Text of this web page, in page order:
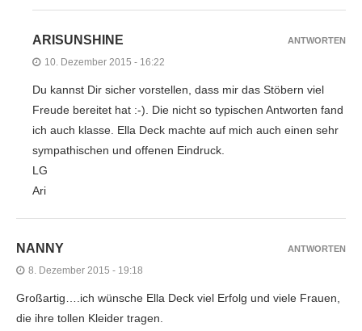
ARISUNSHINE
10. Dezember 2015 - 16:22
Du kannst Dir sicher vorstellen, dass mir das Stöbern viel
Freude bereitet hat :-). Die nicht so typischen Antworten fand
ich auch klasse. Ella Deck machte auf mich auch einen sehr
sympathischen und offenen Eindruck.
LG
Ari
ANTWORTEN
NANNY
8. Dezember 2015 - 19:18
Großartig….ich wünsche Ella Deck viel Erfolg und viele Frauen,
die ihre tollen Kleider tragen.
ANTWORTEN